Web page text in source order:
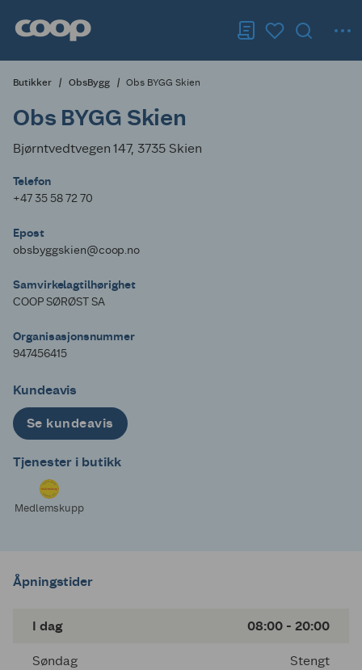
Butikker ObsBygg Obs BYGG Skien
Obs BYGG Skien
Bjørntvedtvegen 147, 3735 Skien
Telefon
+47 35 58 72 70
Epost
obsbyggskien@coop.no
Samvirkelagtilhørighet
COOP SØRØST SA
Organisasjonsnummer
947456415
Kundeavis
Se kundeavis
Tjenester i butikk
Medlemskupp
Åpningstider
I dag 08:00 - 20:00
Søndag Stengt